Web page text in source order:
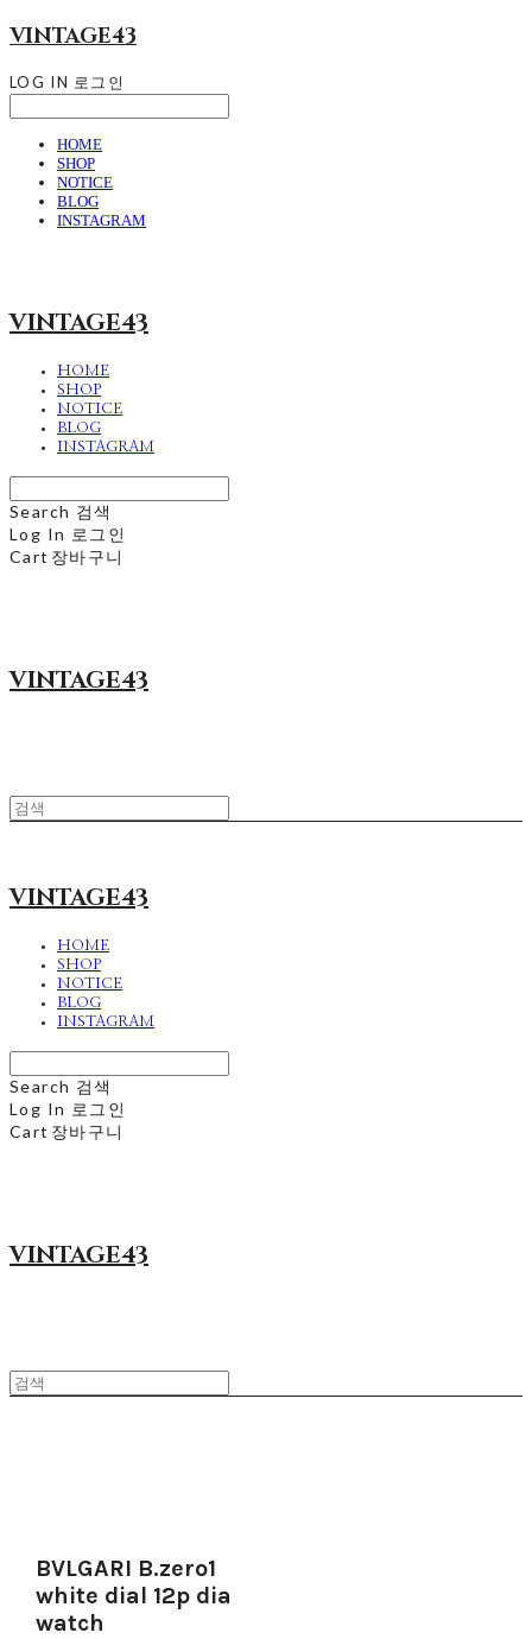
VINTAGE43
LOG IN 로그인
HOME
SHOP
NOTICE
BLOG
INSTAGRAM
VINTAGE43
HOME
SHOP
NOTICE
BLOG
INSTAGRAM
Search 검색
Log In 로그인
Cart 장바구니
VINTAGE43
VINTAGE43
HOME
SHOP
NOTICE
BLOG
INSTAGRAM
Search 검색
Log In 로그인
Cart 장바구니
VINTAGE43
BVLGARI B.zero1
white dial 12p dia
watch